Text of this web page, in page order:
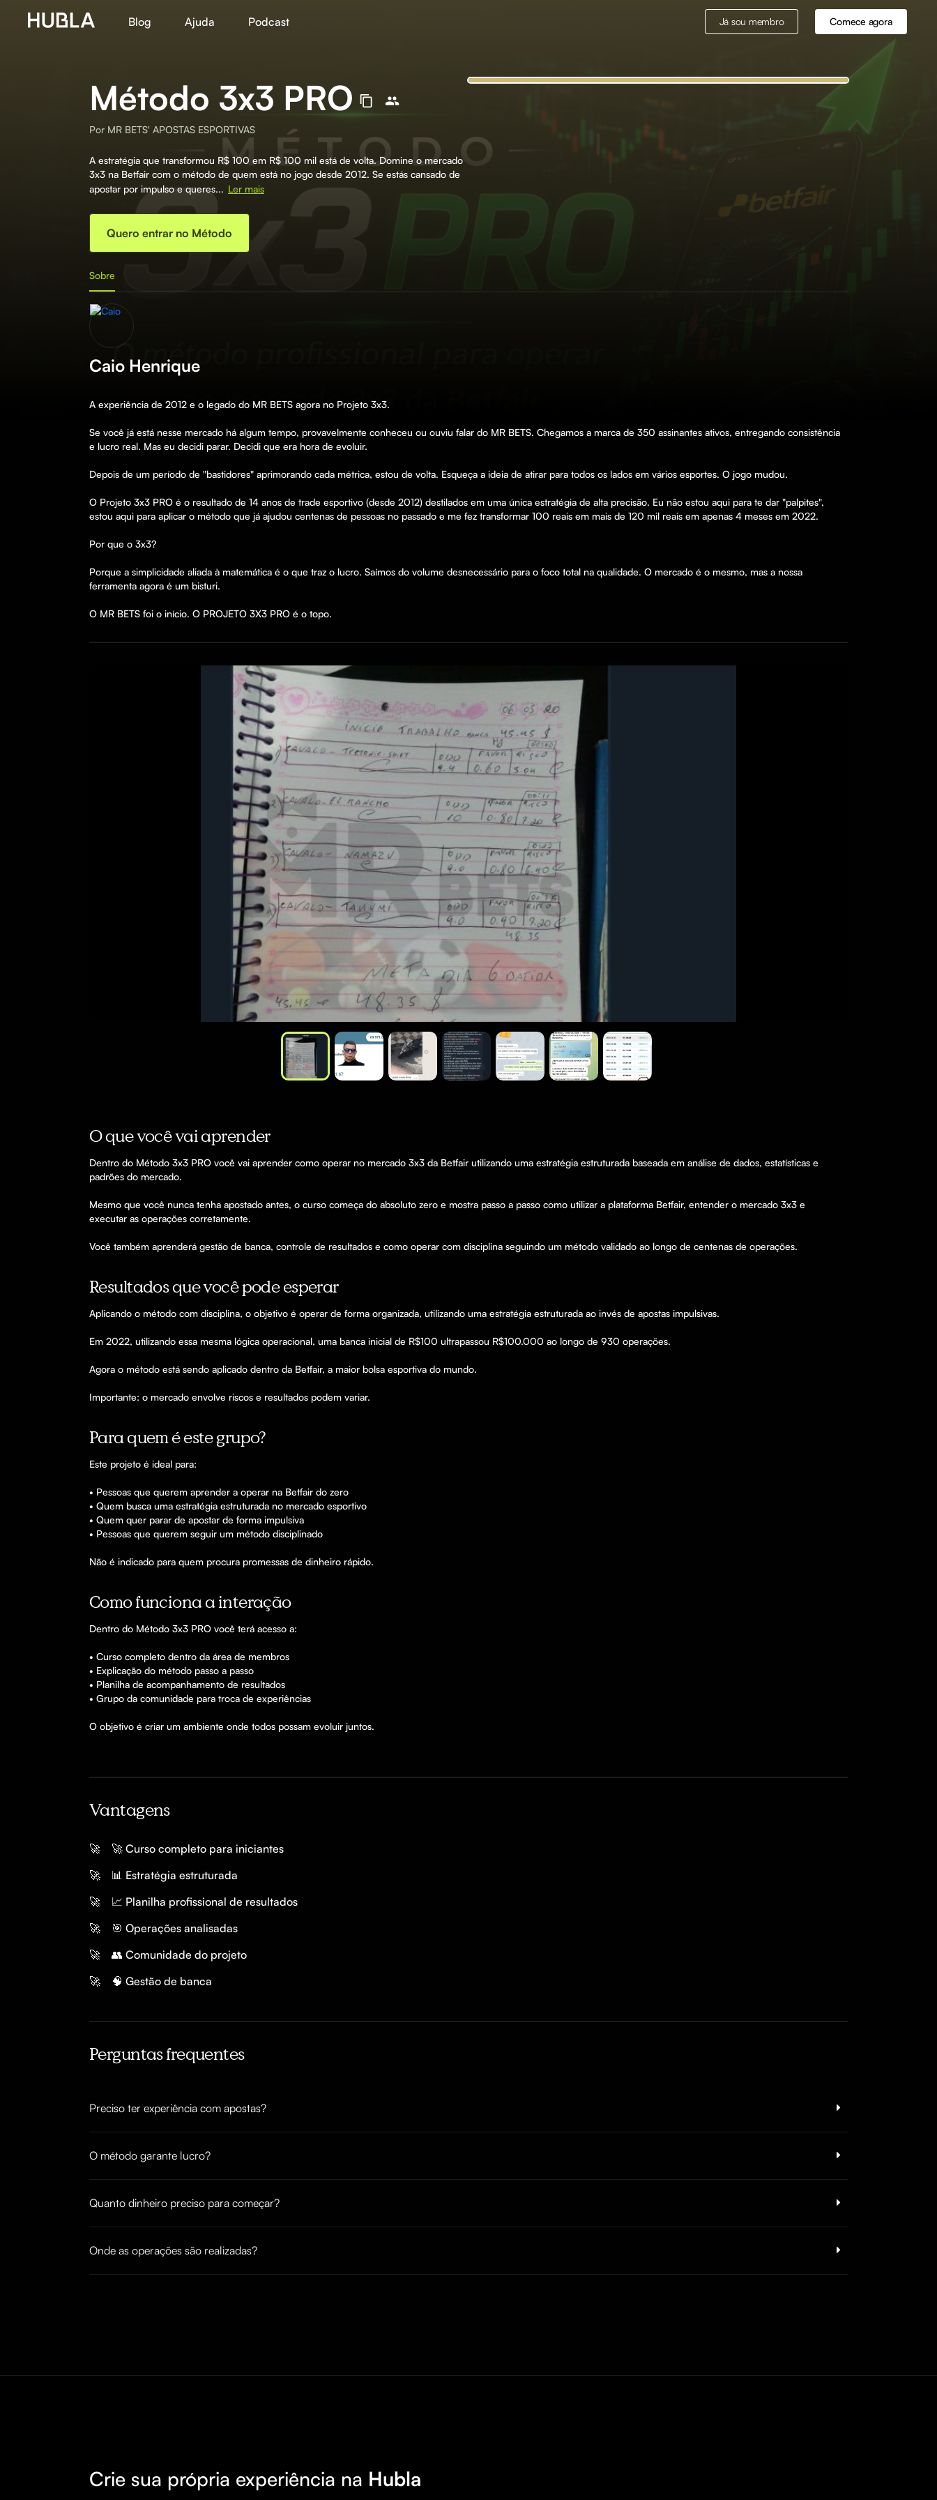
Blog Ajuda Podcast Já sou membro Comece agora
Método 3x3 PRO
Por MR BETS' APOSTAS ESPORTIVAS
A estratégia que transformou R$ 100 em R$ 100 mil está de volta. Domine o mercado
3x3 na Betfair com o método de quem está no jogo desde 2012. Se estás cansado de
apostar por impulso e queres... Ler mais
Quero entrar no Método
Sobre
Caio Henrique
A experiência de 2012 e o legado do MR BETS agora no Projeto 3x3.
Se você já está nesse mercado há algum tempo, provavelmente conheceu ou ouviu falar do MR BETS. Chegamos a marca de 350 assinantes ativos, entregando consistência
e lucro real. Mas eu decidi parar. Decidi que era hora de evoluir.
Depois de um período de "bastidores" aprimorando cada métrica, estou de volta. Esqueça a ideia de atirar para todos os lados em vários esportes. O jogo mudou.
O Projeto 3x3 PRO é o resultado de 14 anos de trade esportivo (desde 2012) destilados em uma única estratégia de alta precisão. Eu não estou aqui para te dar "palpites",
estou aqui para aplicar o método que já ajudou centenas de pessoas no passado e me fez transformar 100 reais em mais de 120 mil reais em apenas 4 meses em 2022.
Por que o 3x3?
Porque a simplicidade aliada à matemática é o que traz o lucro. Saímos do volume desnecessário para o foco total na qualidade. O mercado é o mesmo, mas a nossa
ferramenta agora é um bisturi.
O MR BETS foi o início. O PROJETO 3X3 PRO é o topo.
O que você vai aprender
Dentro do Método 3x3 PRO você vai aprender como operar no mercado 3x3 da Betfair utilizando uma estratégia estruturada baseada em análise de dados, estatísticas e
padrões do mercado.
Mesmo que você nunca tenha apostado antes, o curso começa do absoluto zero e mostra passo a passo como utilizar a plataforma Betfair, entender o mercado 3x3 e
executar as operações corretamente.
Você também aprenderá gestão de banca, controle de resultados e como operar com disciplina seguindo um método validado ao longo de centenas de operações.
Resultados que você pode esperar
Aplicando o método com disciplina, o objetivo é operar de forma organizada, utilizando uma estratégia estruturada ao invés de apostas impulsivas.
Em 2022, utilizando essa mesma lógica operacional, uma banca inicial de R$100 ultrapassou R$100.000 ao longo de 930 operações.
Agora o método está sendo aplicado dentro da Betfair, a maior bolsa esportiva do mundo.
Importante: o mercado envolve riscos e resultados podem variar.
Para quem é este grupo?
Este projeto é ideal para:
• Pessoas que querem aprender a operar na Betfair do zero
• Quem busca uma estratégia estruturada no mercado esportivo
• Quem quer parar de apostar de forma impulsiva
• Pessoas que querem seguir um método disciplinado
Não é indicado para quem procura promessas de dinheiro rápido.
Como funciona a interação
Dentro do Método 3x3 PRO você terá acesso a:
• Curso completo dentro da área de membros
• Explicação do método passo a passo
• Planilha de acompanhamento de resultados
• Grupo da comunidade para troca de experiências
O objetivo é criar um ambiente onde todos possam evoluir juntos.
Vantagens
🚀
🚀 Curso completo para iniciantes
🚀
📊 Estratégia estruturada
🚀
📈 Planilha profissional de resultados
🚀
🎯 Operações analisadas
🚀
👥 Comunidade do projeto
🚀
🧠 Gestão de banca
Perguntas frequentes
Preciso ter experiência com apostas?
O método garante lucro?
Quanto dinheiro preciso para começar?
Onde as operações são realizadas?
Crie sua própria experiência na Hubla